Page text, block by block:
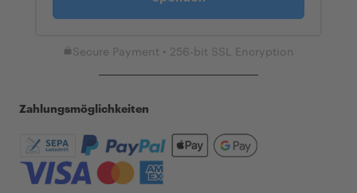
Secure Payment • 256-bit SSL Encryption
Zahlungsmöglichkeiten